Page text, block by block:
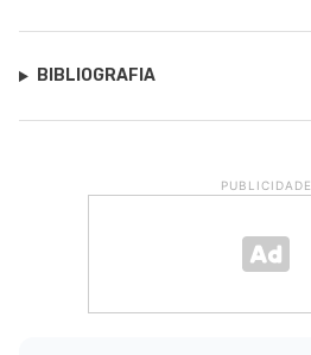
BIBLIOGRAFIA
PUBLICIDADE